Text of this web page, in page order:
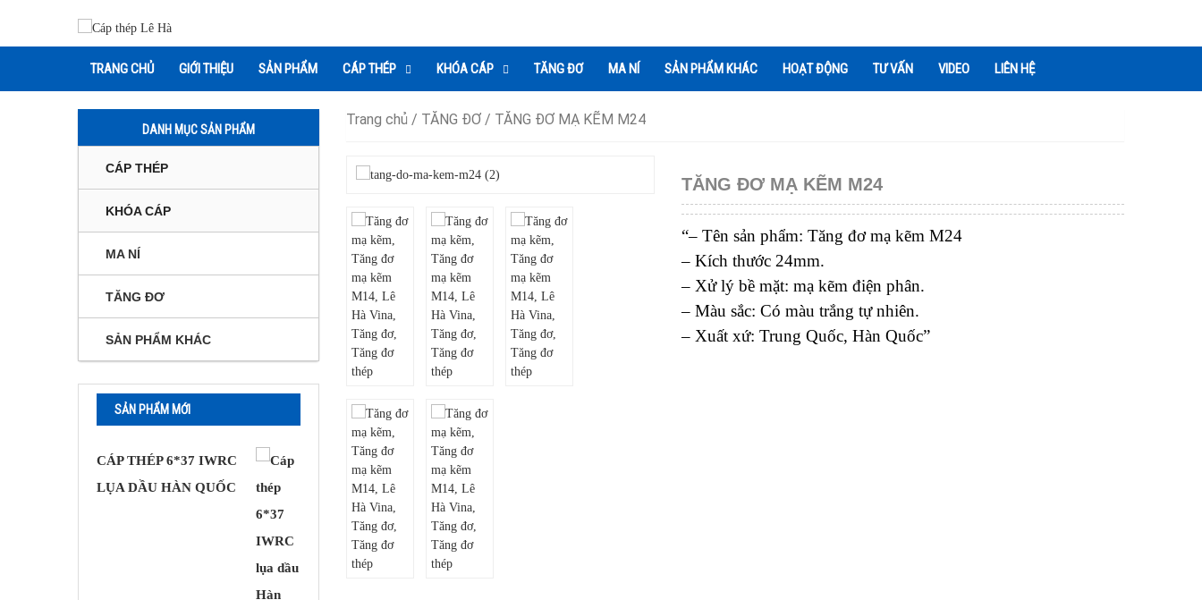
TRANG CHỦ GIỚI THIỆU SẢN PHẨM CÁP THÉP KHÓA CÁP TĂNG ĐƠ MA NÍ SẢN PHẨM KHÁC HOẠT ĐỘNG TƯ VẤN VIDEO LIÊN HỆ
Trang chủ / TĂNG ĐƠ / TĂNG ĐƠ MẠ KẼM M24
TĂNG ĐƠ MẠ KẼM M24
“– Tên sản phẩm: Tăng đơ mạ kẽm M24
– Kích thước 24mm.
– Xử lý bề mặt: mạ kẽm điện phân.
– Màu sắc: Có màu trắng tự nhiên.
– Xuất xứ: Trung Quốc, Hàn Quốc”
DANH MỤC SẢN PHẨM
CÁP THÉP
KHÓA CÁP
MA NÍ
TĂNG ĐƠ
SẢN PHẨM KHÁC
SẢN PHẨM MỚI
CÁP THÉP 6*37 IWRC
LỤA DẦU HÀN QUỐC